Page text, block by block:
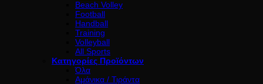
Beach Volley
Football
Handball
Training
Volleyball
All Sports
Κατηγορίες Προϊόντων
Όλα
Αμάνικα / Τιράντα